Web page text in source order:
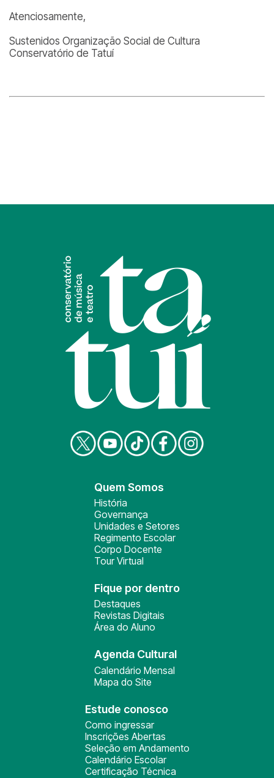
Atenciosamente,
Sustenidos Organização Social de Cultura
Conservatório de Tatuí
Quem Somos
História
Governança
Unidades e Setores
Regimento Escolar
Corpo Docente
Tour Virtual
Fique por dentro
Destaques
Revistas Digitais
Área do Aluno
Agenda Cultural
Calendário Mensal
Mapa do Site
Estude conosco
Como ingressar
Inscrições Abertas
Seleção em Andamento
Calendário Escolar
Certificação Técnica